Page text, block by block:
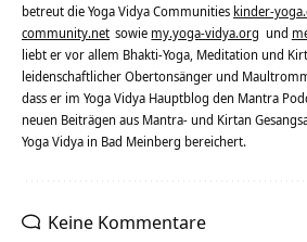
betreut die Yoga Vidya Communities kinder-
community.net sowie my.yoga-vidya.org und
liebt er vor allem Bhakti-Yoga, Meditation und
leidenschaftlicher Obertonsänger und
dass er im Yoga Vidya Hauptblog den Mantra
neuen Beiträgen aus Mantra- und Kirtan
Yoga Vidya in Bad Meinberg bereichert.
Keine Kommentare